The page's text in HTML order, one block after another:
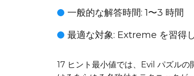
一般的な解答時間: 1〜3 時間
最適な対象: Extreme を習得
17 ヒント最小値では、Evil パズル